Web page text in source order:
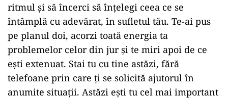
ritmul și să încerci să înțelegi ceea ce se
întâmplă cu adevărat, în sufletul tău. Te-ai pus
pe planul doi, acorzi toată energia ta
problemelor celor din jur și te miri apoi de ce
ești extenuat. Stai tu cu tine astăzi, fără
telefoane prin care ți se solicită ajutorul în
anumite situații. Astăzi ești tu cel mai important